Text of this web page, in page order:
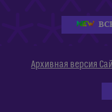
Архивная версия